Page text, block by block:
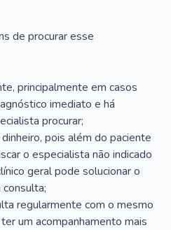
de procurar esse
principalmente em casos
imediato e há
procurar;
pois além do paciente
o especialista não indicado
geral pode solucionar o
regularmente com o mesmo
um acompanhamento mais